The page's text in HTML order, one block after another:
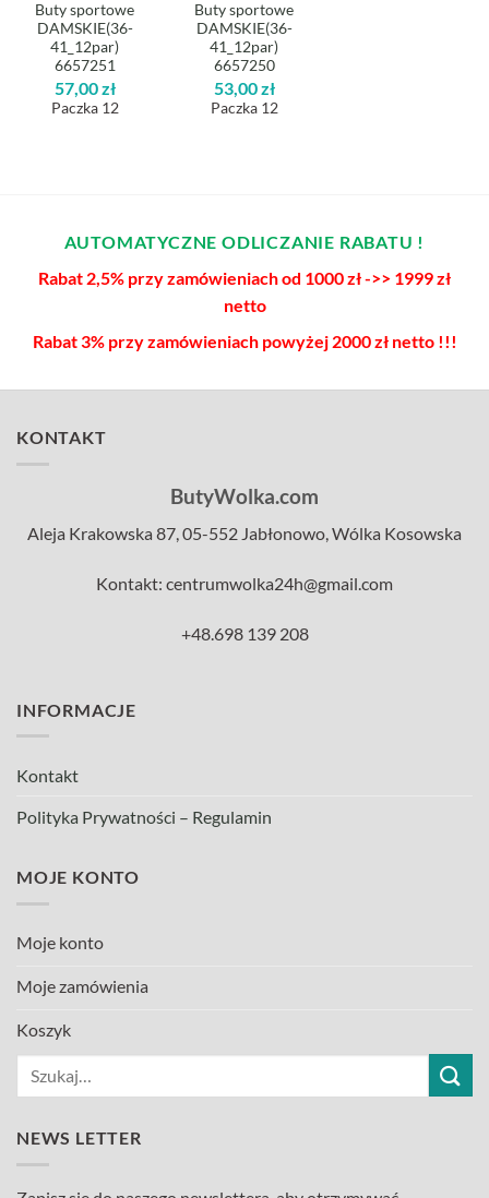
Buty sportowe
DAMSKIE(36-
41_12par)
6657251
57,00zł
Paczka 12
Buty sportowe
DAMSKIE(36-
41_12par)
6657250
53,00zł
Paczka 12
AUTOMATYCZNE ODLICZANIE RABATU !
Rabat 2,5% przy zamówieniach od 1000 zł ->> 1999 zł
netto
Rabat 3% przy zamówieniach powyżej 2000 zł netto !!!
KONTAKT
ButyWolka.com
Aleja Krakowska 87, 05-552 Jabłonowo, Wólka Kosowska
Kontakt: centrumwolka24h@gmail.com
+48.698 139 208
INFORMACJE
Kontakt
Polityka Prywatności – Regulamin
MOJE KONTO
Moje konto
Moje zamówienia
Koszyk
NEWS LETTER